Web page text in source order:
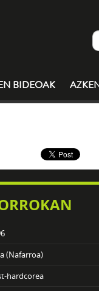
BIDEOAK
(Nafarroa)
hardcorea